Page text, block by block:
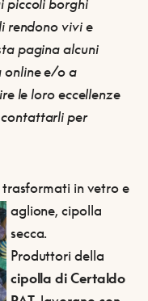
piccoli borghi
rendono vivi e
pagina alcuni
online e/o a
le loro eccellenze
per
trasformati in vetro e
aglione, cipolla
secca.
Produttori della
cipolla di Certaldo